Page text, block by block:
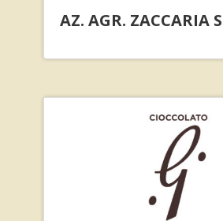
AZ. AGR. ZACCARIA